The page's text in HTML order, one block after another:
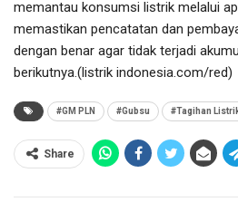
memantau konsumsi listrik melalui
memastikan pencatatan dan
dengan benar agar tidak terjadi
berikutnya.(listrik indonesia.com/red)
#GM PLN #Gubsu #Tagihan
Share